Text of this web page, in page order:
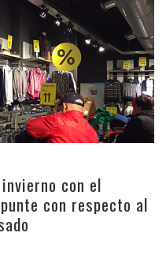
con el
con respecto al